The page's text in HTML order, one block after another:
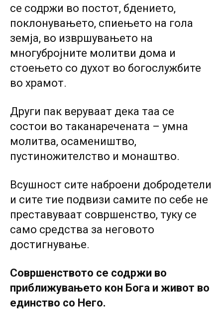
се содржи во постот, бдението,
поклонувањето, спиењето на гола
земја, во извршувањето на
многубројните молитви дома и
стоењето со духот во богослужбите
во храмот.
Други пак веруваат дека таа се
состои во таканаречената – умна
молитва, oсамеништво,
пустиножителство и монаштво.
Всушност сите наброени добродетели
и сите тие подвизи самите по себе не
преставуваат совршенство, туку се
само средства за неговото
достигнување.
Совршенството се содржи во
приближувањето кон Бога и живот во
единство со Него.